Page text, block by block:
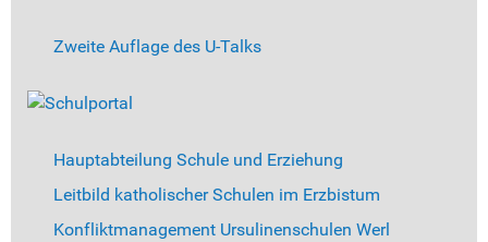
Zweite Auflage des U-Talks
Hauptabteilung Schule und Erziehung
Leitbild katholischer Schulen im Erzbistum
Konfliktmanagement Ursulinenschulen Werl